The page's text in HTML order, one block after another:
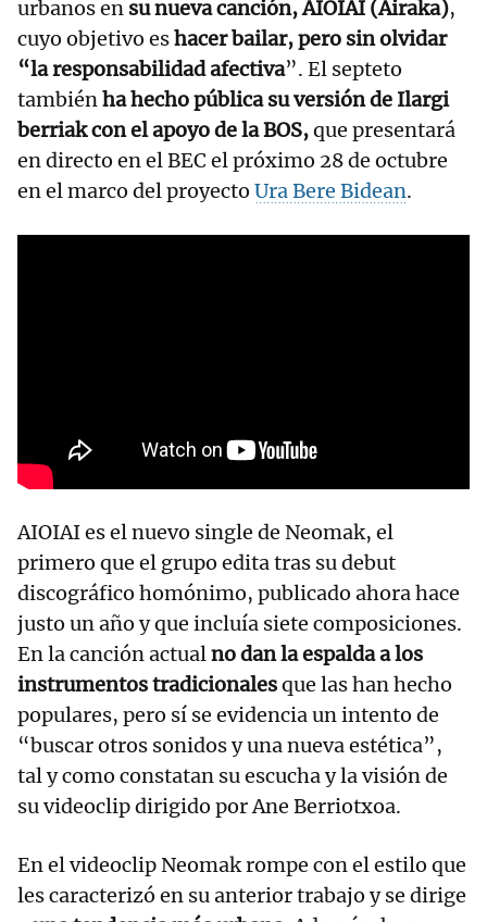
urbanos en su nueva canción, AIOIAI (Airaka),
cuyo objetivo eshacer bailar, pero sin olvidar
“la responsabilidad afectiva”. El septeto
tambiénha hecho pública su versión de Ilargi
berriak con el apoyo de la BOS,que presentará
en directo en el BEC el próximo 28 de octubre
en el marco del proyecto Ura Bere Bidean.
AIOIAI es el nuevo single de Neomak, el
primero que el grupo edita tras su debut
discográfico homónimo, publicado ahora hace
justo un año y que incluía siete composiciones.
En la canción actualno dan la espalda a los
instrumentos tradicionalesque las han hecho
populares, pero sí se evidencia un intento de
“buscar otros sonidos y una nueva estética”,
tal y como constatan su escucha y la visión de
su videoclip dirigido por Ane Berriotxoa.
En el videoclip Neomak rompe con el estilo que
les caracterizó en su anterior trabajo y se dirige